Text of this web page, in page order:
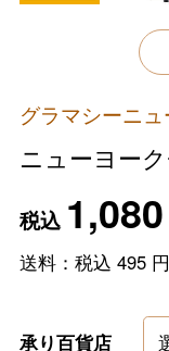
グラマシーニ
ニューヨー
税込 1,080
送料：税込 495円
承り百貨店